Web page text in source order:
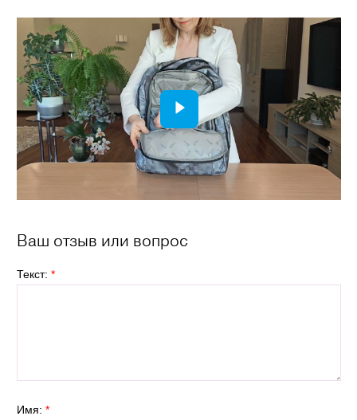
Ваш отзыв или вопрос
Текст: *
Имя: *